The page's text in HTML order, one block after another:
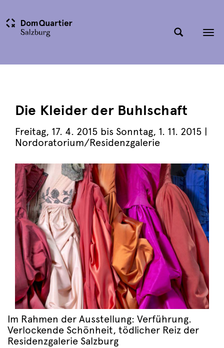
Die Kleider der Buhlschaft
Freitag, 17. 4. 2015 bis Sonntag, 1. 11. 2015 |
Nordoratorium/Residenzgalerie
Im Rahmen der Ausstellung: Verführung.
Verlockende Schönheit, tödlicher Reiz der
Residenzgalerie Salzburg